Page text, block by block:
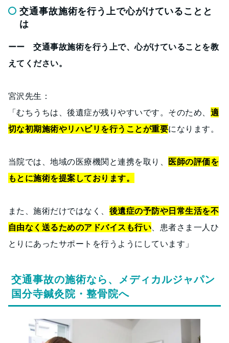
交通事故施術を行う上で心がけていることと
は
ーー 交通事故施術を行う上で、心がけていることを教
えてください。
宮沢先生：
「むちうちは、後遺症が残りやすいです。そのため、 適
切な初期施術やリハビリを行うことが重要になります。
当院では、地域の医療機関と連携を取り、 医師の評価を
もとに施術を提案しております。
また、施術だけではなく、 後遺症の予防や日常生活を不
自由なく送るためのアドバイスも行い 、患者さま一人ひ
とりにあったサポートを行うようにしています」
交通事故の施術なら、メディカルジャパン
国分寺鍼灸院・整骨院へ